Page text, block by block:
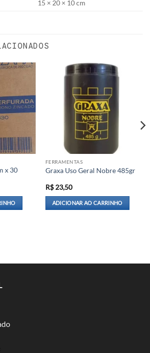
15 × 20 × 10 cm
x 30
FERRAMENTAS
Graxa Uso Geral Nobre 485gr
R$23,50
ADICIONAR AO CARRINHO